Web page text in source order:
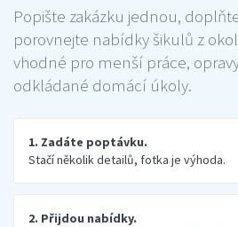
Popište zakázku jednou,
porovnejte nabídky šikulů z
vhodné pro menší práce,
odkládané domácí úkoly.
1. Zadáte poptávku.
Stačí několik detailů, fotka je výhoda.
2. Přijdou nabídky.